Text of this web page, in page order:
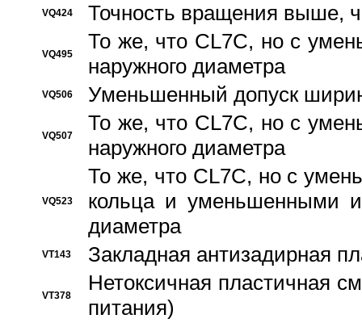
VQ424 Точность вращения выше,
VQ495
То же, что CL7C, но с
наружного диаметра
VQ506 Уменьшенный допуск
VQ507
То же, что CL7C, но с
наружного диаметра
VQ523
То же, что CL7C, но с
кольца и уменьшенными
диаметра
VT143 Закладная антизадирная
VT378
Нетоксичная пластичная
питания)